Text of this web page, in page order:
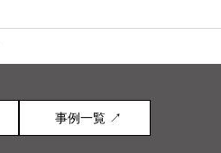
事例一覧 ↗